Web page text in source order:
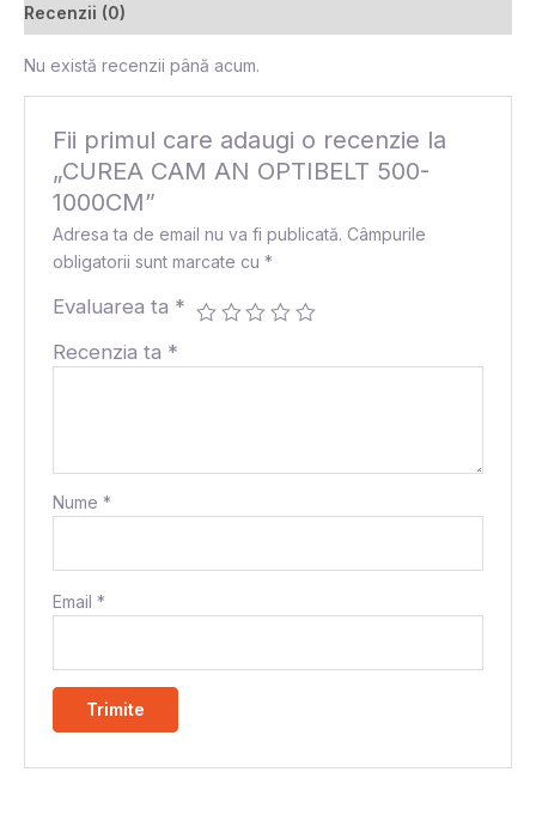
Recenzii (0)
Nu există recenzii până acum.
Fii primul care adaugi o recenzie la
„CUREA CAM AN OPTIBELT 500-
1000CM”
Adresa ta de email nu va fi publicată. Câmpurile
obligatorii sunt marcate cu*
Evaluarea ta *
Recenzia ta *
Nume*
Email*